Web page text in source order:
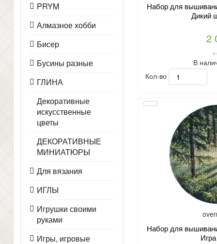
PRYM
Алмазное хобби
Бисер
Бусины разные
ГЛИНА
Декоративные
искусственные
цветы
ДЕКОРАТИВНЫЕ
МИНИАТЮРЫ
Для вязания
ИГЛЫ
Игрушки своими
руками
Игры, игровые
Набор для
Дикий
2
4
В
Кол-во
Набор для